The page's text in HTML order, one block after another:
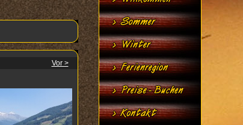
Vor >